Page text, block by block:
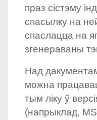
праз сістэму
спасылку на
спаслацца на
згенераваны
Над
можна
тым ліку ў
(напрыклад,